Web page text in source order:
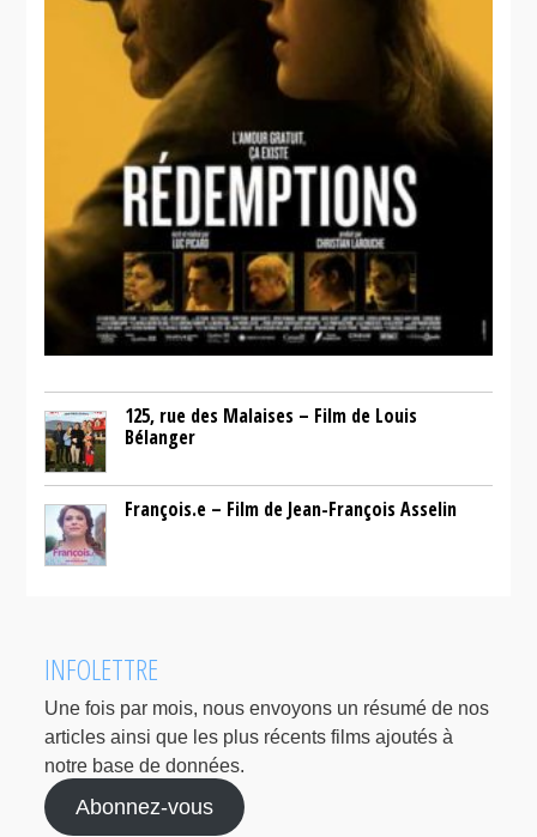
125, rue des Malaises – Film de Louis
Bélanger
François.e – Film de Jean-François Asselin
INFOLETTRE
Une fois par mois, nous envoyons un résumé de nos
articles ainsi que les plus récents films ajoutés à
notre base de données.
Abonnez-vous